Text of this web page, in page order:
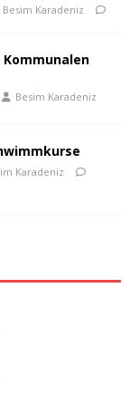
Besim Karadeniz
Besim Karadeniz
Karadeniz